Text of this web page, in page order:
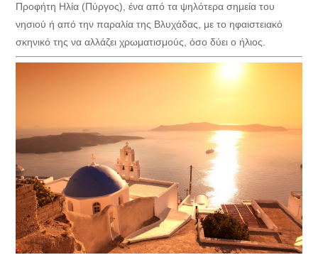
Προφήτη Ηλία (Πύργος), ένα από τα ψηλότερα σημεία του
νησιού ή από την παραλία της Βλυχάδας, με το ηφαιστειακό
σκηνικό της να αλλάζει χρωματισμούς, όσο δύει ο ήλιος.